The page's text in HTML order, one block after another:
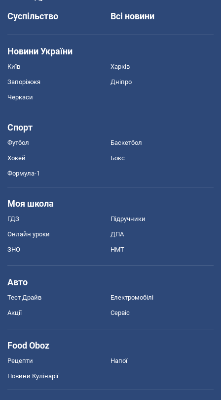
Суспільство
Всі новини
Новини України
Київ Харків
Запоріжжя Дніпро
Черкаси
Спорт
Футбол Баскетбол
Хокей Бокс
Формула-1
Моя школа
ГДЗ Підручники
Онлайн уроки ДПА
ЗНО НМТ
Авто
Тест Драйв Електромобілі
Акції Сервіс
Food Oboz
Рецепти Напої
Новини Кулінарії